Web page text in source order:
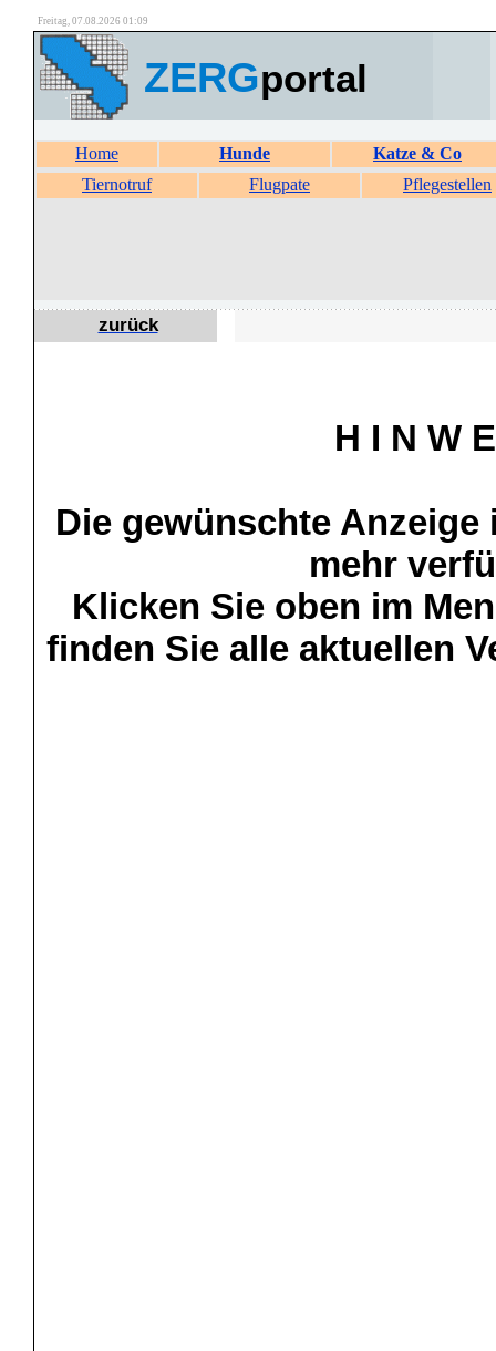
Freitag, 07.08.2026 01:09
ZERGportal
Home Hunde
Katze & Co
Tiernotruf
Flugpate Pflegestellen
zurück
H I N W
Die gewünschte
mehr
Klicken Sie oben im
finden Sie alle aktuellen